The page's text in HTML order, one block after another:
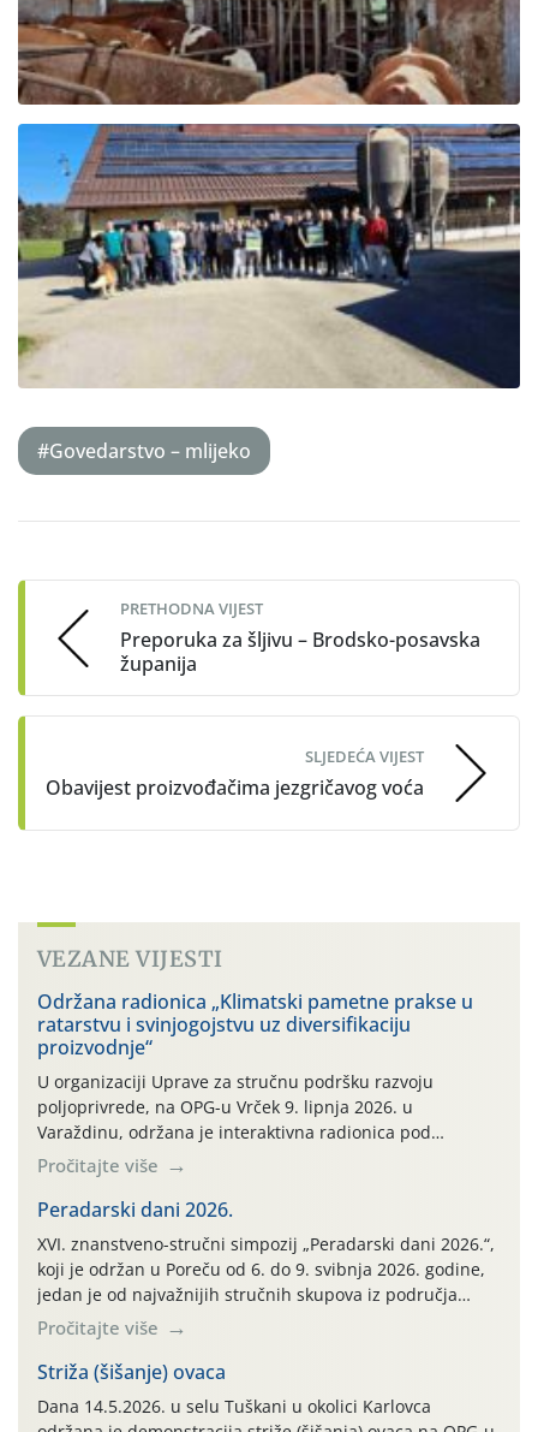
#Govedarstvo – mlijeko
navigation
PRETHODNA VIJEST
Preporuka za šljivu – Brodsko-posavska
županija
SLJEDEĆA VIJEST
Obavijest proizvođačima jezgričavog voća
VEZANE VIJESTI
Održana radionica „Klimatski pametne prakse u
ratarstvu i svinjogojstvu uz diversifikaciju
proizvodnje“
U organizaciji Uprave za stručnu podršku razvoju
poljoprivrede, na OPG-u Vrček 9. lipnja 2026. u
Varaždinu, održana je interaktivna radionica pod
nazivom “Klimatski pametne prakse u ratarstvu i
svinjogojstvu uz diversifikaciju proizvodnje”. Radionica je
organizirana u sklopu međunarodnog projekta Climate
Farm Demo (CFD) te stručnih radnih skupina „Klima i
okoliš“ i „Ratarstvo“. Ovaj demonstracijski događaj, […]
Pročitajte više
Peradarski dani 2026.
XVI. znanstveno-stručni simpozij „Peradarski dani 2026.“,
koji je održan u Poreču od 6. do 9. svibnja 2026. godine,
jedan je od najvažnijih stručnih skupova iz područja
peradarstva u Hrvatskoj i široj regiji.
Pročitajte više
Striža (šišanje) ovaca
Dana 14.5.2026. u selu Tuškani u okolici Karlovca